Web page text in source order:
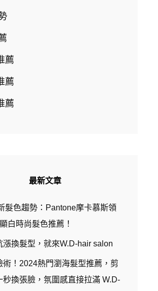
薦
薦
薦
最新文章
髮色趨勢：Pantone摩卡慕斯領
白時尚髮色推薦！
漲換髮型，就來W.D-hair salon
術！2024熱門瀏海髮型推薦，剪
秒換張臉，氛圍感直接拉滿 W.D-